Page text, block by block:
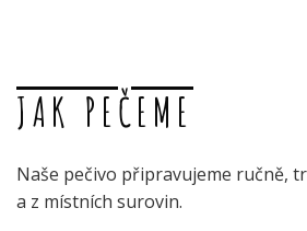
JAK PEČEME
Naše pečivo připravujeme ručně,
a z místních surovin.